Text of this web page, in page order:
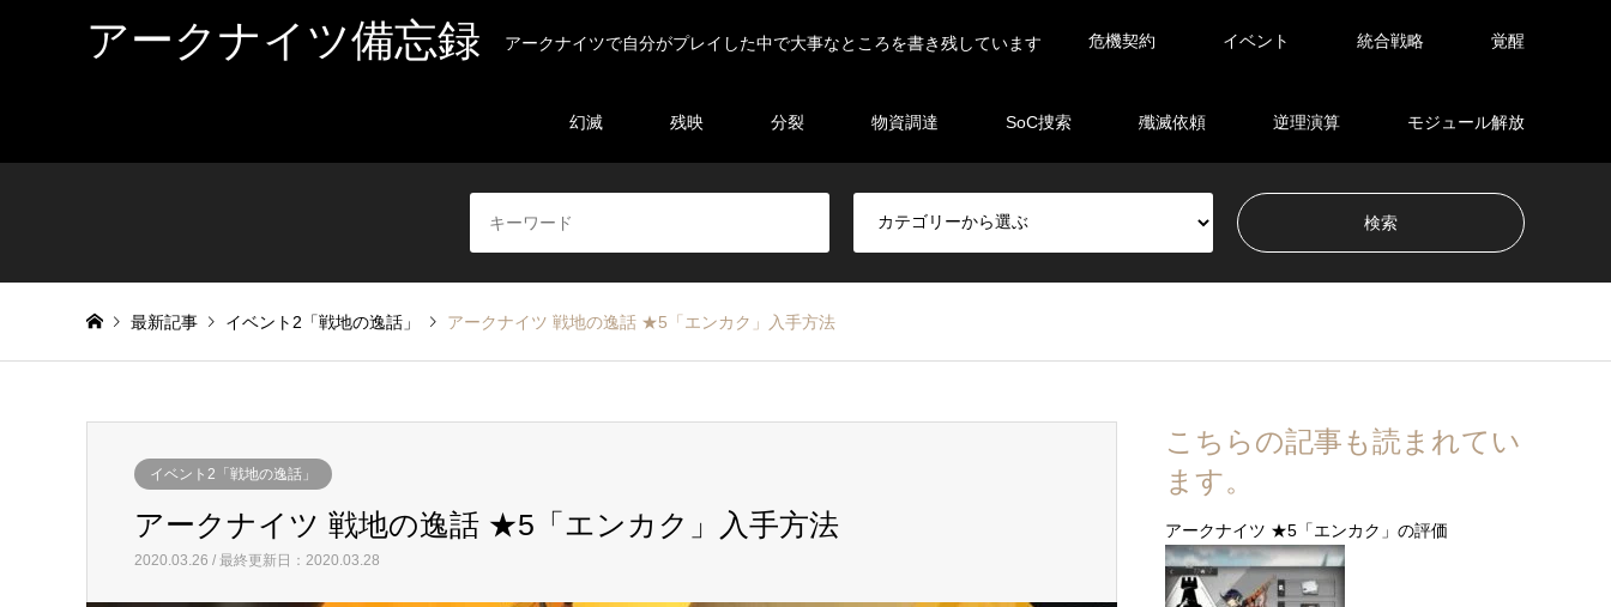
アークナイツ備忘録 アークナイツで自分がプレイした中で大事なところを書き残しています 危機契約 イベント 統合戦略 覚醒
幻滅 残映 分裂 物資調達 SoC捜索 殲滅依頼 逆理演算 モジュール解放
最新記事 イベント2「戦地の逸話」 アークナイツ 戦地の逸話 ★5「エンカク」入手方法
イベント2「戦地の逸話」
アークナイツ 戦地の逸話 ★5「エンカク」入手方法
2020.03.26 / 最終更新日：2020.03.28
こちらの記事も読まれてい
ます。
アークナイツ ★5「エンカク」の評価